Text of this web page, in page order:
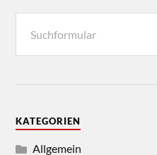
KATEGORIEN
Allgemein